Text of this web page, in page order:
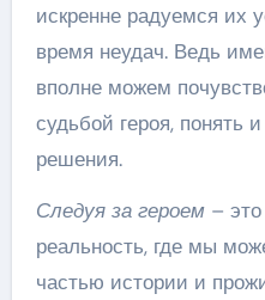
искренне радуемся их
время неудач. Ведь
вполне можем
судьбой героя, понять
решения.
Следуя за героем– это
реальность, где мы
частью истории и